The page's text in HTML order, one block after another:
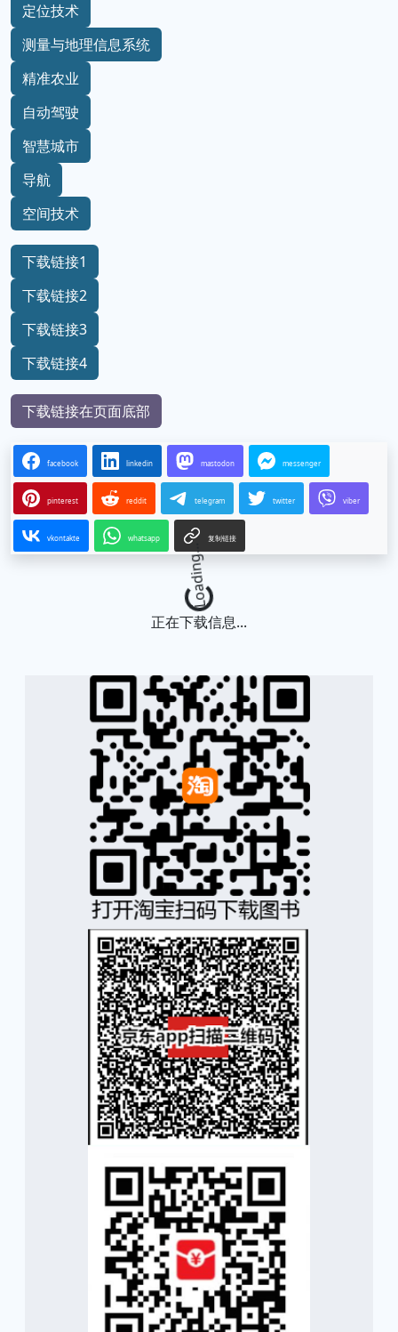
定位技术
测量与地理信息系统
精准农业
自动驾驶
智慧城市
导航
空间技术
下载链接1
下载链接2
下载链接3
下载链接4
下载链接在页面底部
facebook linkedin mastodon messenger
pinterest reddit telegram twitter viber
vkontakte whatsapp 复制链接
Loading...
正在下载信息...